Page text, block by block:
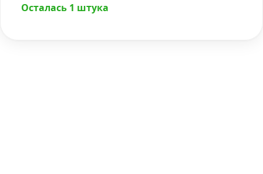
Осталась 1 штука